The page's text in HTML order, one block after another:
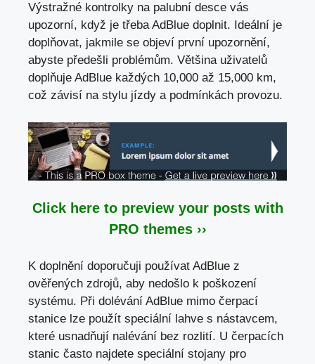
Výstražné kontrolky na palubní desce vás
upozorní, když je třeba AdBlue doplnit. Ideální je
doplňovat, jakmile se objeví první upozornění,
abyste předešli problémům. Většina uživatelů
doplňuje AdBlue každých 10,000 až 15,000 km,
což závisí na stylu jízdy a podmínkách provozu.
Click here to preview your posts with
PRO themes ››
K doplnění doporučuji používat AdBlue z
ověřených zdrojů, aby nedošlo k poškození
systému. Při dolévání AdBlue mimo čerpací
stanice lze použít speciální lahve s nástavcem,
které usnadňují nalévání bez rozlití. U čerpacích
stanic často najdete speciální stojany pro